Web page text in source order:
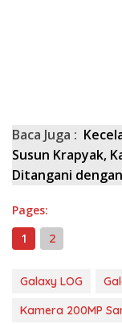
Baca Juga :
Susun Krapyak,
Ditangani
Pages:
1
2
Galaxy LOG
Kamera 200MP